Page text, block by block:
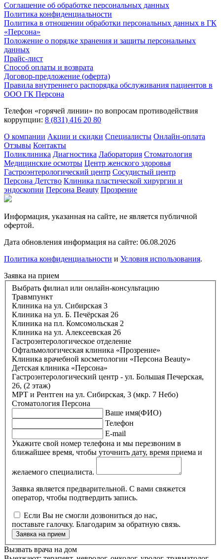
Соглашение об обработке персональных данных
Политика конфиденциальности
Политика в отношении обработки персональных данных в ГК
«Персона»
Положение о порядке хранения и защиты персональных
данных
Прайс-лист
Способ оплаты и возврата
Договор-предложение (оферта)
Правила внутреннего распорядка обслуживания пациентов в
ООО ГК Персона
Телефон «горячей линии» по вопросам противодействия
коррупции: 8 (831) 416 20 80
О компании Акции и скидки Специалисты Онлайн-оплата
Отзывы Контакты
Поликлиника Диагностика Лаборатория Стоматология
Медицинские осмотры Центр женского здоровья
Гастроэнтерологический центр Сосудистый центр
Персона Детство Клиника пластической хирургии и
эндоскопии Персона Beauty Прозрение
Информация, указанная на сайте, не является публичной
офертой.
Дата обновления информация на сайте: 06.08.2026
Политика конфиденциальности и Условия использования.
Заявка на прием
Выбрать филиал или онлайн-консультацию
Травмпункт
Клиника на ул. Сибирская 3
Клиника на ул. Б. Печёрская 26
Клиника на пл. Комсомольская 2
Клиника на ул. Алексеевская 26
Гастроэнтерологическое отделение
Офтальмологическая клиника «Прозрение»
Клиника врачебной косметологии «Персона Beauty»
Детская клиника «Персона»
Гастроэнтерологический центр - ул. Большая Печерская,
26, (2 этаж)
МРТ и Рентген на ул. Сибирская, 3 (мкр. 7 Небо)
Стоматология Персона
Ваше имя(ФИО)
Телефон
E-mail
Укажите свой номер телефона и мы перезвоним в
ближайшее время, чтобы уточнить дату, время приема и
желаемого специалиста.
Заявка является предварительной. С вами свяжется
оператор, чтобы подтвердить запись.
Если Вы не смогли дозвониться до нас,
поставьте галочку. Благодарим за обратную связь.
Заявка на прием
Вызвать врача на дом